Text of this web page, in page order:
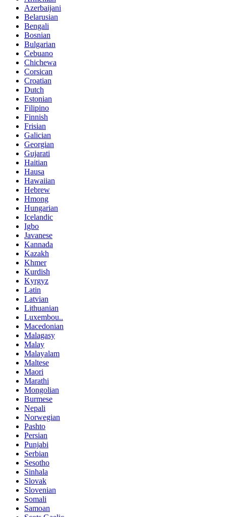
Azerbaijani
Belarusian
Bengali
Bosnian
Bulgarian
Cebuano
Chichewa
Corsican
Croatian
Dutch
Estonian
Filipino
Finnish
Frisian
Galician
Georgian
Gujarati
Haitian
Hausa
Hawaiian
Hebrew
Hmong
Hungarian
Icelandic
Igbo
Javanese
Kannada
Kazakh
Khmer
Kurdish
Kyrgyz
Latin
Latvian
Lithuanian
Luxembou..
Macedonian
Malagasy
Malay
Malayalam
Maltese
Maori
Marathi
Mongolian
Burmese
Nepali
Norwegian
Pashto
Persian
Punjabi
Serbian
Sesotho
Sinhala
Slovak
Slovenian
Somali
Samoan